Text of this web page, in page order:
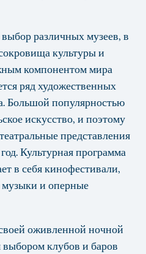
различных музеев, в
культуры и
компонентом мира
ряд художественных
Большой популярностью
искусство, и поэтому
представления
Культурная программа
в себя кинофестивали,
музыки и оперные
оживленной ночной
клубов и баров